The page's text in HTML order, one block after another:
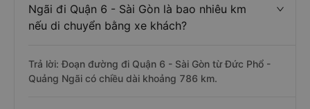
Ngãi đi Quận 6 - Sài Gòn là bao nhiêu km
nếu di chuyển bằng xe khách?
Trả lời: Đoạn đường đi Quận 6 - Sài Gòn từ Đức Phổ -
Quảng Ngãi có chiều dài khoảng 786 km.